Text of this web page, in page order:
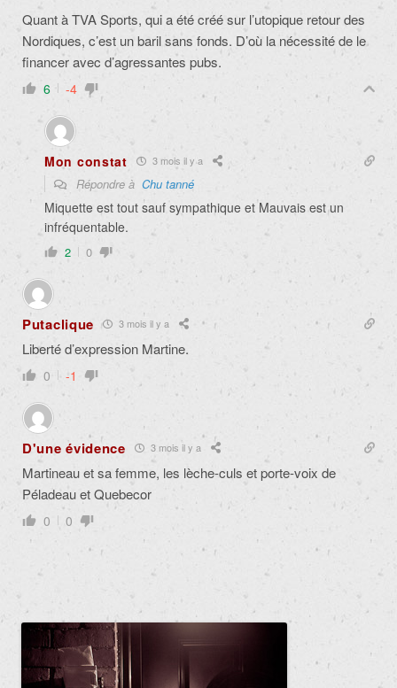
Quant à TVA Sports, qui a été créé sur l’utopique retour des
Nordiques, c’est un baril sans fonds. D’où la nécessité de le
financer avec d’agressantes pubs.
6 -4
Mon constat 3 mois il y a
Répondre à Chu tanné
Miquette est tout sauf sympathique et Mauvais est un
infréquentable.
2 0
Putaclique 3 mois il y a
Liberté d’expression Martine.
0 -1
D'une évidence 3 mois il y a
Martineau et sa femme, les lèche-culs et porte-voix de
Péladeau et Quebecor
0 0